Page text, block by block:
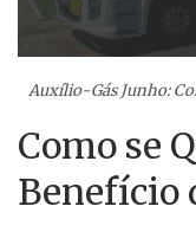
Auxílio-Gás Junho:
Como se
Benefício